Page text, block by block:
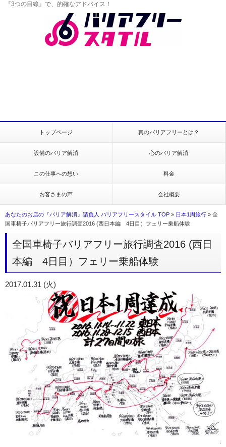
『3つの目線』で、的確なアドバイス！
トップページ 真のバリアフリーとは？
設備のバリア解消 心のバリア解消
この仕事への想い 料金
お客さまの声 会社概要
あなたのお店の『バリア解消』請負人 バリアフリースタイル TOP » 日本1周旅行 » 全
国車椅子バリアフリー旅行調査2016 (西日本編 4日目）フェリー乗船体験
全国車椅子バリアフリー旅行調査2016 (西日
本編 4日目）フェリー乗船体験
2017.01.31 (火)